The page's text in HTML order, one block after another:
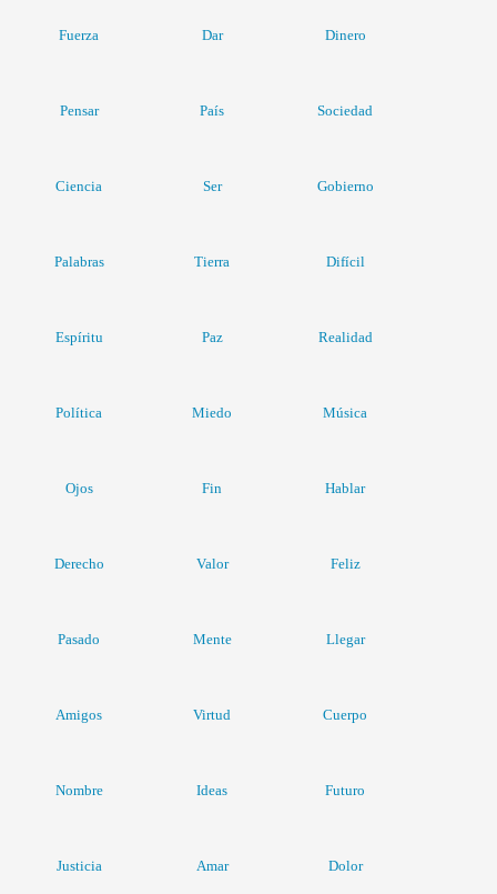
Fuerza Dar Dinero
Pensar País Sociedad
Ciencia Ser Gobierno
Palabras Tierra Difícil
Espíritu Paz Realidad
Política Miedo Música
Ojos Fin Hablar
Derecho Valor Feliz
Pasado Mente Llegar
Amigos Virtud Cuerpo
Nombre Ideas Futuro
Justicia Amar Dolor